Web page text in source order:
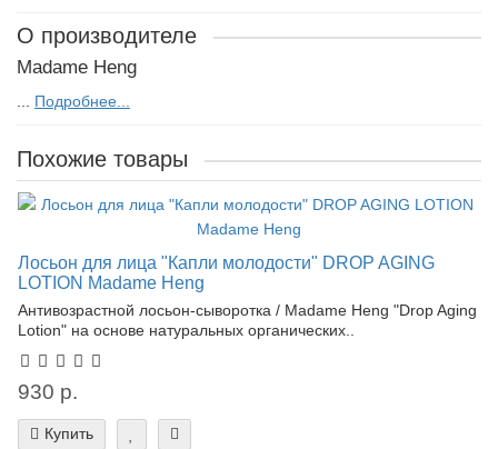
О производителе
Madame Heng
Подробнее...
Похожие товары
Лосьон для лица "Капли молодости" DROP AGING
LOTION Madame Heng
Антивозрастной лосьон-сыворотка / Madame Heng "Drop Aging
Lotion" на основе натуральных органических..
930 р.
Купить